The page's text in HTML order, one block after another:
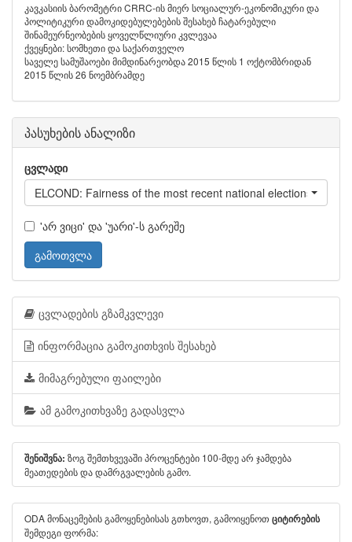
კავკასიის ბარომეტრი CRRC-ის მიერ სოციალურ-ეკონომიკური და
პოლიტიკური დამოკიდებულებების შესახებ ჩატარებული
შინამეურნეობების ყოველწლიური კვლევაა
ქვეყნები: სომხეთი და საქართველო
საველე სამუშაოები მიმდინარეობდა 2015 წლის 1 ოქტომბრიდან
2015 წლის 26 ნოემბრამდე
პასუხების ანალიზი
ცვლადი
ELCOND: Fairness of the most recent national elections
'არ ვიცი' და 'უარი'-ს გარეშე
გამოთვლა
ცვლადების გზამკვლევი
ინფორმაცია გამოკითხვის შესახებ
მიმაგრებული ფაილები
ამ გამოკითხვაზე გადასვლა
შენიშვნა: ზოგ შემთხვევაში პროცენტები 100-მდე არ ჯამდება
მეათედების და დამრგვალების გამო.
ODA მონაცემების გამოყენებისას გთხოვთ, გამოიყენოთ ციტირების
შემდეგი ფორმა: